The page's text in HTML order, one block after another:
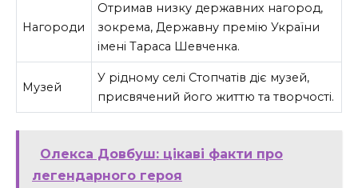
Нагороди
Отримав низку державних нагород,
зокрема, Державну премію України
імені Тараса Шевченка.
Музей
У рідному селі Стопчатів діє музей,
присвячений його життю та творчості.
Олекса Довбуш: цікаві факти про
легендарного героя